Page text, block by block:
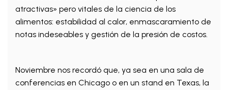
atractivas» pero vitales de la ciencia de los
alimentos: estabilidad al calor, enmascaramiento de
notas indeseables y gestión de la presión de costos.
Noviembre nos recordó que, ya sea en una sala de
conferencias en Chicago o en un stand en Texas, la